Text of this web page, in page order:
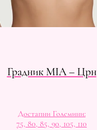
Градник MIA – Црн
Достапни Големини:
75, 80, 85, 90, 105, 110